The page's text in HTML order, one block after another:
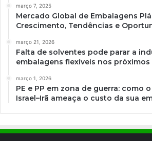
março 7, 2025
Mercado Global de Embalagens
Crescimento, Tendências e
março 21, 2026
Falta de solventes pode parar a
embalagens flexíveis nos próximos
março 1, 2026
PE e PP em zona de guerra: como
Israel–Irã ameaça o custo da sua